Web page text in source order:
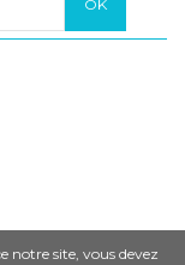
notre site, vous devez